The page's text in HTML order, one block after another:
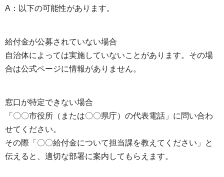
A：以下の可能性があります。
給付金が公募されていない場合
自治体によっては実施していないことがあります。その場
合は公式ページに情報がありません。
窓口が特定できない場合
「〇〇市役所（または〇〇県庁）の代表電話」に問い合わ
せてください。
その際「〇〇給付金について担当課を教えてください」と
伝えると、適切な部署に案内してもらえます。